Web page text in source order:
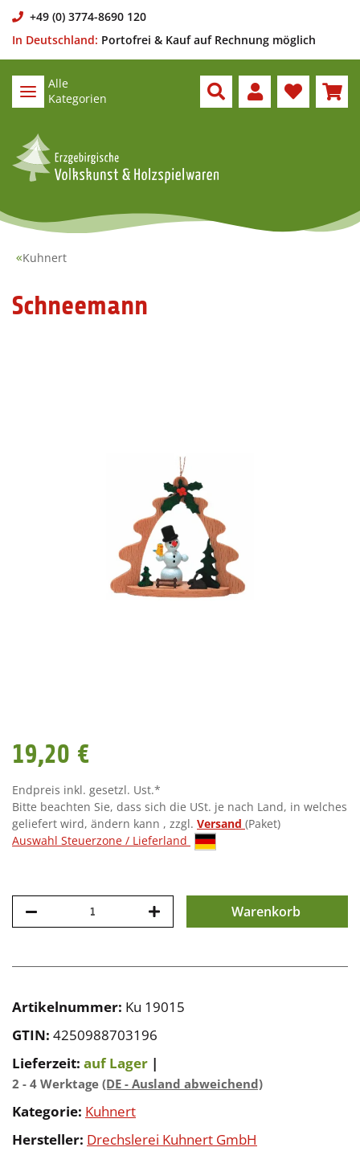
+49 (0) 3774-8690 120
In Deutschland: Portofrei & Kauf auf Rechnung möglich
Alle
Kategorien
Kuhnert
Schneemann
19,20 €
Endpreis inkl. gesetzl. Ust.*
Bitte beachten Sie, dass sich die USt. je nach Land, in welches
geliefert wird, ändern kann , zzgl. Versand (Paket)
Auswahl Steuerzone / Lieferland
Warenkorb
Artikelnummer: Ku 19015
GTIN: 4250988703196
Lieferzeit: auf Lager |
2 - 4 Werktage (DE - Ausland abweichend)
Kategorie: Kuhnert
Hersteller: Drechslerei Kuhnert GmbH